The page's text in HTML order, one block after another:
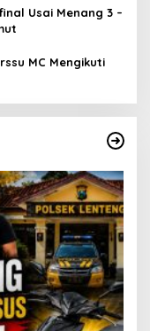
Usai Menang 3 –
MC Mengikuti